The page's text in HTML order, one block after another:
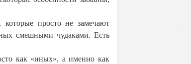
просто не замечают
смешными чудаками. Есть
как «иных», а именно как